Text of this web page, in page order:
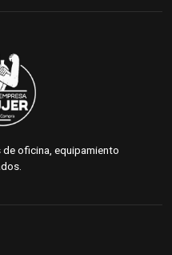
oficina, equipamiento